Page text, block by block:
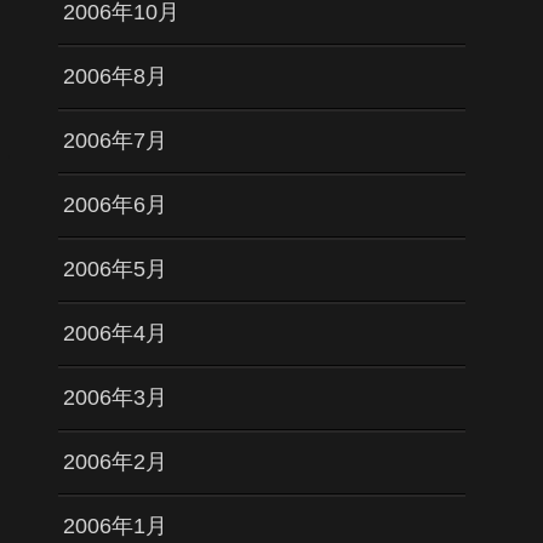
2006年10月
2006年8月
2006年7月
2006年6月
2006年5月
2006年4月
2006年3月
2006年2月
2006年1月